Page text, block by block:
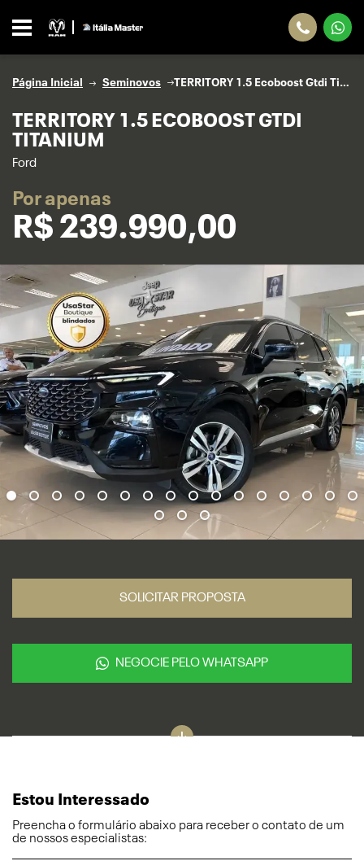
Página Inicial Seminovos TERRITORY 1.5 Ecoboost Gtdi Titanium
TERRITORY 1.5 ECOBOOST GTDI
TITANIUM
Ford
Por apenas
R$ 239.990,00
SOLICITAR PROPOSTA
NEGOCIE PELO WHATSAPP
Estou Interessado
Preencha o formulário abaixo para receber o contato de um
de nossos especialistas: